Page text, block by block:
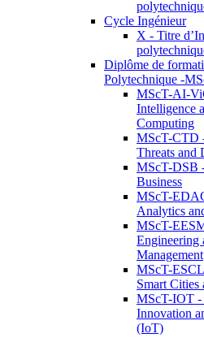
Cycle Ingénieur
X - Titre
Diplôme de
Polytechnique -
MScT-AI-
Intelligence
Computing
MScT-CTD
Threats and
MScT-DSB
Business
MScT-
Analytics
MScT-
Engineering
Management
MScT-
Smart
MScT-IOT -
Innovation
(IoT)